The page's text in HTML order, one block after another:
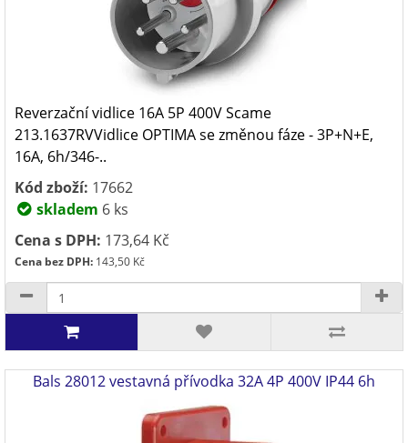
Reverzační vidlice 16A 5P 400V Scame
213.1637RVVidlice OPTIMA se změnou fáze - 3P+N+E,
16A, 6h/346-..
Kód zboží: 17662
skladem 6 ks
Cena s DPH: 173,64 Kč
Cena bez DPH: 143,50 Kč
Bals 28012 vestavná přívodka 32A 4P 400V IP44 6h